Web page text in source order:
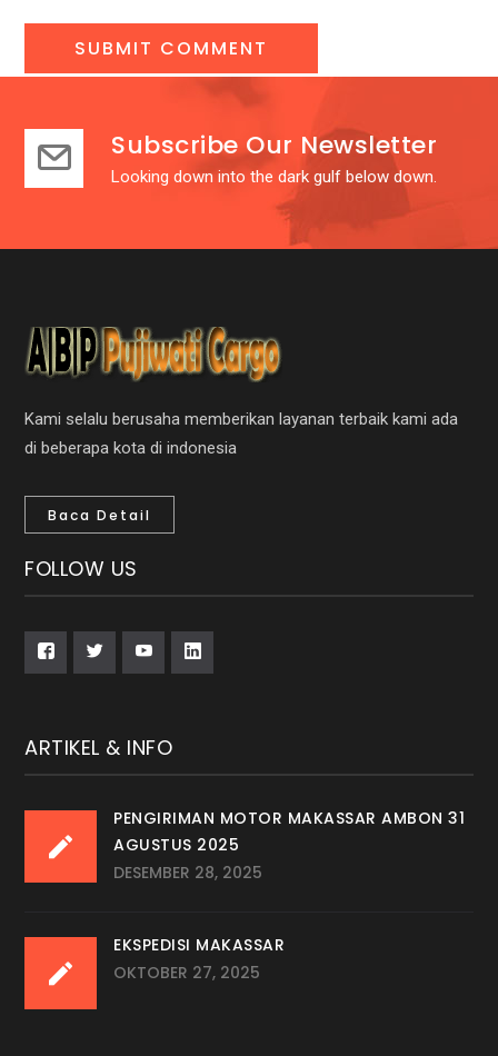
Subscribe Our Newsletter
Looking down into the dark gulf below down.
Kami selalu berusaha memberikan layanan terbaik kami ada
di beberapa kota di indonesia
Baca Detail
FOLLOW US
ARTIKEL & INFO
PENGIRIMAN MOTOR MAKASSAR AMBON 31
AGUSTUS 2025
DESEMBER 28, 2025
EKSPEDISI MAKASSAR
OKTOBER 27, 2025